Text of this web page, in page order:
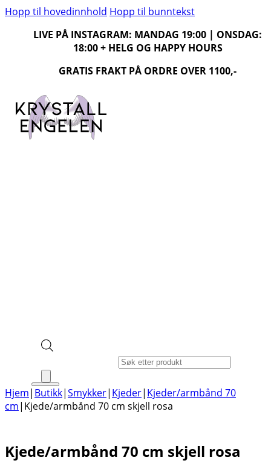
Hopp til hovedinnhold Hopp til bunntekst
LIVE PÅ INSTAGRAM: MANDAG 19:00 | ONSDAG:
18:00 + HELG OG HAPPY HOURS
GRATIS FRAKT PÅ ORDRE OVER 1100,-
Hjem| Butikk|Smykker| Kjeder| Kjeder/armbånd 70
cm| Kjede/armbånd 70 cm skjell rosa
Kjede/armbånd 70 cm skjell rosa